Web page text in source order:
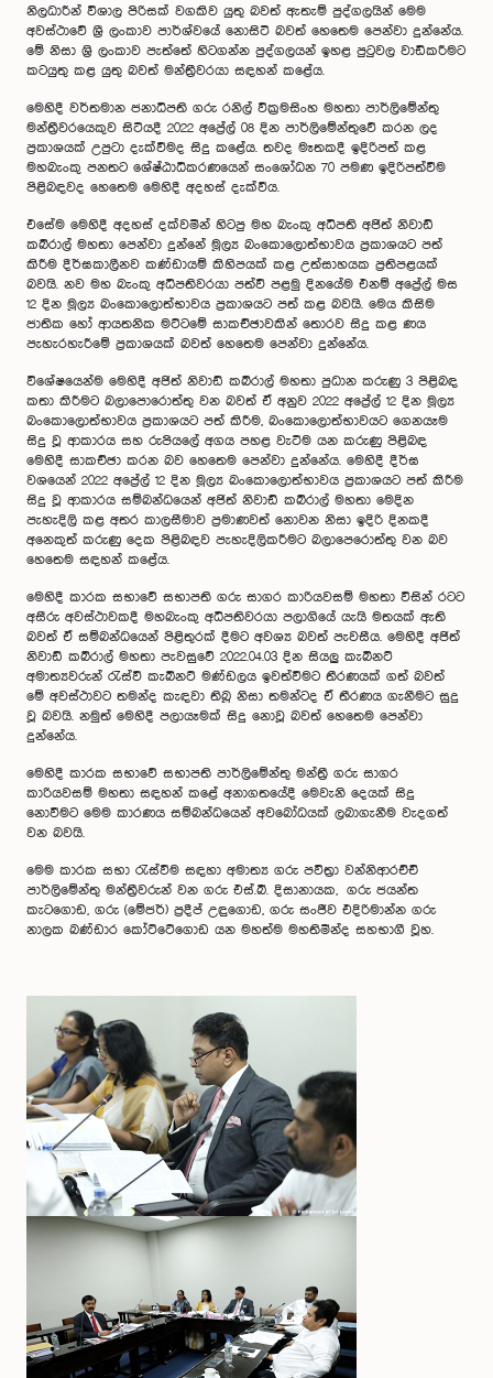
නිලධාරීන් විශාල පිරිසක් වගකිව යුතු බවත් ඇතැම් පුද්ගලයින් මෙම
අවස්ථාවේ ශ්‍රී ලංකාව පාර්ශ්වයේ නොසිටි බවත් හෙතෙම පෙන්වා දුන්නේය.
මේ නිසා ශ්‍රි ලංකාව පැත්තේ හිටගන්න පුද්ගලයන් ඉහළ පුටුවල වාඩිකරීමට
කටයුතු කළ යුතු බවත් මන්ත්‍රීවරයා සඳහන් කළේය.
මෙහිදී වර්තමාන ජනාධිපති ගරු රනිල් වික්‍රමසිංහ මහතා පාර්ලිමේන්තු
මන්ත්‍රීවරයෙකුව සිටියදී 2022 අප්‍රේල් 08 දින පාර්ලිමේන්තුවේ කරන ලද
ප්‍රකාශයක් උපුටා දැක්වීමද සිදු කළේය. තවද මෑතකදී ඉදිරිපත් කළ
මහබැංකු පනතට ශේෂ්ඨාධිකරණයෙන් සංශෝධන 70 පමණ ඉදිරිපත්වීම
පිළිබඳවද හෙතෙම මෙහිදී අදහස් දැක්වීය.
එසේම මෙහිදී අදහස් දක්වමින් හිටපු මහ බැංකු අධිපති අජිත් නිවාඩ්
කබ්රාල් මහතා පෙන්වා දුන්නේ මූල්‍ය බංකොලොත්භාවය ප්‍රකාශයට පත්
කිරීම දීර්ඝකාලීනව කණ්ඩායම් කිහිපයක් කළ උත්සාහයක ප්‍රතිපළයක්
බවයි. නව මහ බැංකු අධිපතිවරයා පත්වී පළමු දිනයේම එනම් අප්‍රේල් මස
12 දින මූල්‍ය බංකොලොත්භාවය ප්‍රකාශයට පත් කළ බවයි. මෙය කිසිම
ජාතික හෝ ආයතනික මට්ටමේ සාකච්ඡාවකින් තොරව සිදු කළ ණය
පැහැරහැරීමේ ප්‍රකාශයක් බවත් හෙතෙම පෙන්වා දුන්නේය.
විශේෂයෙන්ම මෙහිදී අජිත් නිවාඩ් කබ්රාල් මහතා පුධාන කරුණු 3 පිළිබඳ
කතා කිරීමට බලාපොරොත්තු වන බවත් ඒ අනුව 2022 අප්‍රේල් 12 දින මූල්‍ය
බංකොලොත්භාවය ප්‍රකාශයට පත් කිරීම, බංකොලොත්භාවයට ගෙනයෑම
සිදු වූ ආකාරය සහ රුපියලේ අගය පහළ වැටීම යන කරුණු පිළිබඳ
මෙහිදී සාකච්ඡා කරන බව හෙතෙම පෙන්වා දුන්නේය. මෙහිදී දීර්ඝ
වශයෙන් 2022 අප්‍රේල් 12 දින මූල්‍ය බංකොලොත්භාවය ප්‍රකාශයට පත් කිරීම
සිදු වූ ආකාරය සම්බන්ධයෙන් අජිත් නිවාඩ් කබ්රාල් මහතා මෙදින
පැහැදිලි කළ අතර කාලසීමාව ප්‍රමාණවත් නොවන නිසා ඉදිරි දිනකදී
අනෙකුත් කරුණු දෙක පිළිබඳව පැහැදිලිකරීමට බලාපෙරොත්තු වන බව
හෙතෙම සඳහන් කළේය.
මෙහිදී කාරක සභාවේ සභාපති ගරු සාගර කාරියවසම් මහතා විසින් රටට
අසීරු අවස්ථාවකදී මහබැංකු අධිපතිවරයා පලාගියේ යැයි මතයක් ඇති
බවත් ඒ සම්බන්ධයෙන් පිළිතුරක් දීමට අවශ්‍ය බවත් පැවසීය. මෙහිදී අජිත්
නිවාඩ් කබ්රාල් මහතා පැවසුවේ 2022.04.03 දින සියලු කැබිනට්
අමාත්‍යවරුන් රැස්වී කැබිනට් මණ්ඩලය ඉවත්වීමට තීරණයක් ගත් බවත්
මේ අවස්ථාවට තමන්ද කැඳවා තිබූ නිසා තමන්ටද ඒ තීරණය ගැනීමට සුදු
වූ බවයි. නමුත් මෙහිදී පලායෑමක් සිදු නොවූ බවත් හෙතෙම පෙන්වා
දුන්නේය.
මෙහිදී කාරක සභාවේ සභාපති පාර්ලිමේන්තු මන්ත්‍රී ගරු සාගර
කාරියවසම් මහතා සඳහන් කළේ අනාගතයේදී මෙවැනි දෙයක් සිදු
නොවීමට මෙම කාරණය සම්බන්ධයෙන් අවබෝධයක් ලබාගැනීම වැදගත්
වන බවයි.
මෙම කාරක සභා රැස්වීම සඳහා අමාත්‍ය ගරු පවිත්‍රා වන්නිආරච්චි
පාර්ලිමේන්තු මන්ත්‍රීවරුන් වන ගරු එස්.බී. දිසානායක, ගරු ජයන්ත
කැටගොඩ, ගරු (මේජර්) ප්‍රදීප් උඳුගොඩ, ගරු සංජීව එදිරිමාන්න ගරු
නාලක බණ්ඩාර කෝට්ටේගොඩ යන මහත්ම මහතිමීන්ද සහභාගී වූහ.